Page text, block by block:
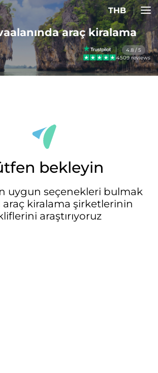
THB
araç kiralama
4.8 / 5
4509 reviews
bekleyin
uygun seçenekleri bulmak
araç kiralama şirketlerinin
araştırıyoruz